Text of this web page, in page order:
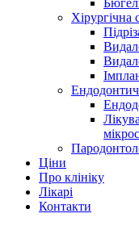
Хірургічна
Ціни
Про клініку
Лікарі
Контакти